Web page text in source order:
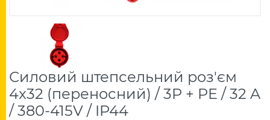
Силовий штепсельний роз'єм
4x32 (переносний) / 3P + PE / 32 A
/ 380-415V / IP44